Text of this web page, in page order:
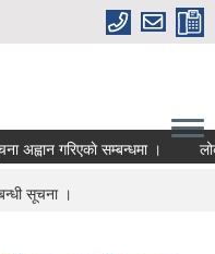
गरिएकाे सम्बन्धमा । लोक
सूचना ।